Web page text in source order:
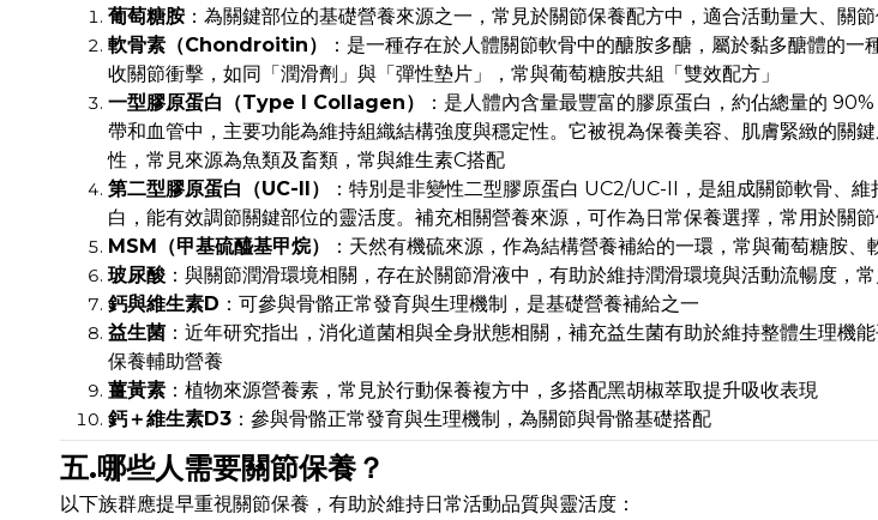
葡萄糖胺 ：為關鍵部位的基礎營養來源之一，常見於關節保養配方中，適合活動量大、關
軟骨素（Chondroitin）
：是一種存在於人體關節軟骨中的醣胺多醣，屬於黏多醣體的一
收關節衝擊，如同「潤滑劑」與「彈性墊片」，常與葡萄糖胺共組「雙效配方」
一型膠原蛋白（Type I Collagen）
：是人體內含量最豐富的膠原蛋白，約佔總量的
帶和血管中，主要功能為維持組織結構強度與穩定性。它被視為保養美容、肌膚緊緻的關
性，常見來源為魚類及畜類，常與維生素C搭配
第二型膠原蛋白（UC-II）
：特別是非變性二型膠原蛋白 UC2/UC-II，是組成關節軟骨、
白，能有效調節關鍵部位的靈活度。補充相關營養來源，可作為日常保養選擇，常用於關
MSM（甲基硫醯基甲烷）
：天然有機硫來源，作為結構營養補給的一環，常與葡萄糖胺、
玻尿酸 ：與關節潤滑環境相關，存在於關節滑液中，有助於維持潤滑環境與活動流暢度，
鈣與維生素D ：可參與骨骼正常發育與生理機制，是基礎營養補給之一
益生菌 ：近年研究指出，消化道菌相與全身狀態相關，補充益生菌有助於維持整體生理機
保養輔助營養
薑黃素 ：植物來源營養素，常見於行動保養複方中，多搭配黑胡椒萃取提升吸收表現
鈣＋維生素D3 ：參與骨骼正常發育與生理機制，為關節與骨骼基礎搭配
五.哪些人需要關節保養？
以下族群應提早重視關節保養，有助於維持日常活動品質與靈活度：